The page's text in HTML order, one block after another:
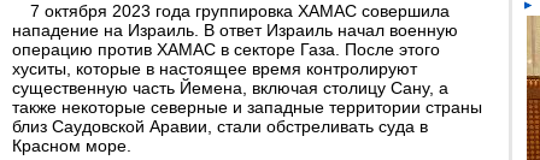
7 октября 2023 года группировка ХАМАС совершила
нападение на Израиль. В ответ Израиль начал военную
операцию против ХАМАС в секторе Газа. После этого
хуситы, которые в настоящее время контролируют
существенную часть Йемена, включая столицу Сану, а
также некоторые северные и западные территории страны
близ Саудовской Аравии, стали обстреливать суда в
Красном море.